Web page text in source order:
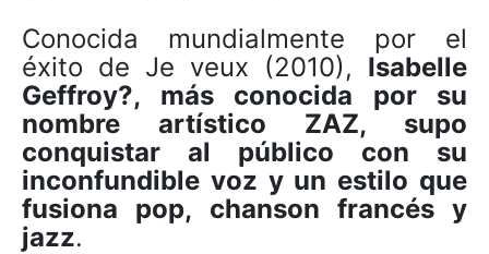
Conocida mundialmente por el
éxito de Je veux (2010), Isabelle
Geffroy?, más conocida por su
nombre artístico ZAZ, supo
conquistar al público con su
inconfundible voz y un estilo que
fusiona pop, chanson francés y
jazz.